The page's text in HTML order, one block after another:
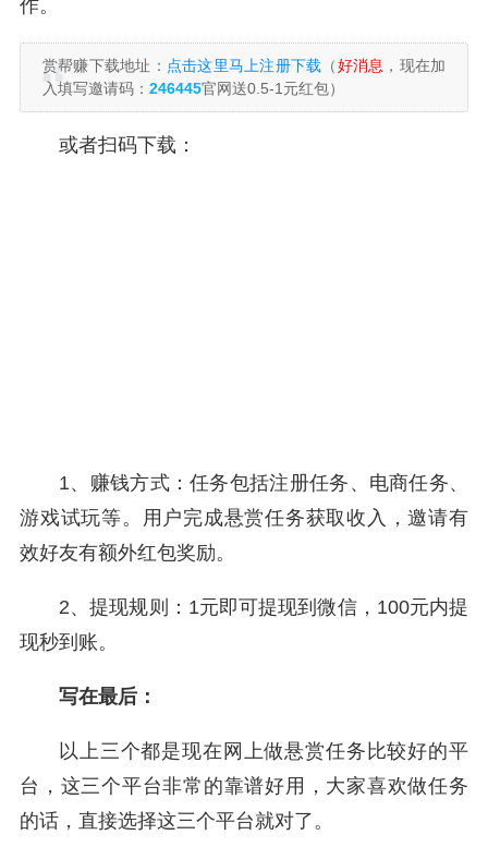
作。
赏帮赚下载地址： 点击这里马上注册下载 （好消息 ，现在加
入填写邀请码： 246445官网送0.5-1元红包）
或者扫码下载：
1、赚钱方式：任务包括注册任务、电商任务、
游戏试玩等。用户完成悬赏任务获取收入，邀请有
效好友有额外红包奖励。
2、提现规则：1元即可提现到微信，100元内提
现秒到账。
写在最后：
以上三个都是现在网上做悬赏任务比较好的平
台，这三个平台非常的靠谱好用，大家喜欢做任务
的话，直接选择这三个平台就对了。